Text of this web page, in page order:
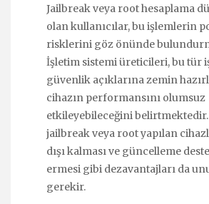
Jailbreak veya root hesaplama
olan kullanıcılar, bu işlemlerin
risklerini göz önünde
İşletim sistemi üreticileri, bu tür
güvenlik açıklarına zemin
cihazın performansını olumsuz
etkileyebileceğini belirtmektedir.
jailbreak veya root yapılan
dışı kalması ve güncelleme
ermesi gibi dezavantajları da
gerekir.